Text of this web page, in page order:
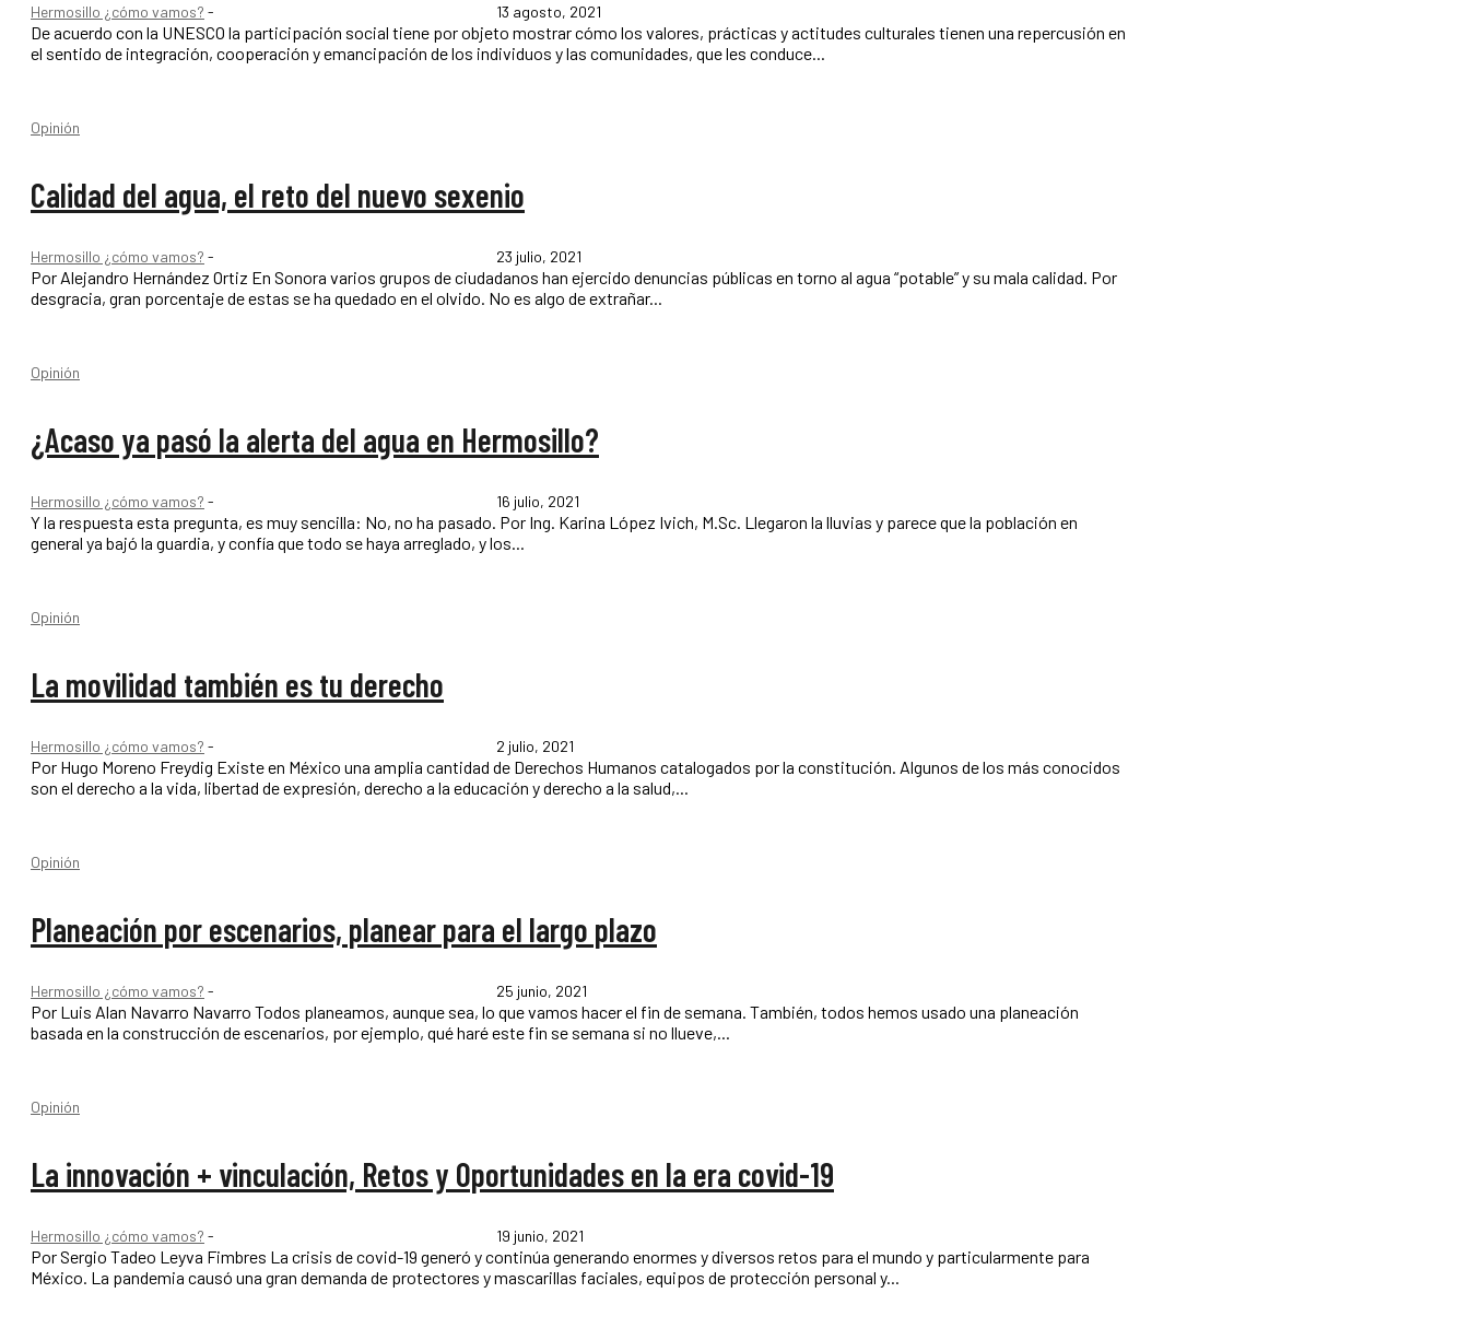
Hermosillo ¿cómo vamos? - 13 agosto, 2021
De acuerdo con la UNESCO la participación social tiene por objeto mostrar cómo los valores, prácticas y actitudes culturales tienen una repercusión en
el sentido de integración, cooperación y emancipación de los individuos y las comunidades, que les conduce...
Opinión
Calidad del agua, el reto del nuevo sexenio
Hermosillo ¿cómo vamos? - 23 julio, 2021
Por Alejandro Hernández Ortiz En Sonora varios grupos de ciudadanos han ejercido denuncias públicas en torno al agua “potable” y su mala calidad. Por
desgracia, gran porcentaje de estas se ha quedado en el olvido. No es algo de extrañar...
Opinión
¿Acaso ya pasó la alerta del agua en Hermosillo?
Hermosillo ¿cómo vamos? - 16 julio, 2021
Y la respuesta esta pregunta, es muy sencilla: No, no ha pasado. Por Ing. Karina López Ivich, M.Sc. Llegaron la lluvias y parece que la población en
general ya bajó la guardia, y confía que todo se haya arreglado, y los...
Opinión
La movilidad también es tu derecho
Hermosillo ¿cómo vamos? - 2 julio, 2021
Por Hugo Moreno Freydig Existe en México una amplia cantidad de Derechos Humanos catalogados por la constitución. Algunos de los más conocidos
son el derecho a la vida, libertad de expresión, derecho a la educación y derecho a la salud,...
Opinión
Planeación por escenarios, planear para el largo plazo
Hermosillo ¿cómo vamos? - 25 junio, 2021
Por Luis Alan Navarro Navarro Todos planeamos, aunque sea, lo que vamos hacer el fin de semana. También, todos hemos usado una planeación
basada en la construcción de escenarios, por ejemplo, qué haré este fin se semana si no llueve,...
Opinión
La innovación + vinculación, Retos y Oportunidades en la era covid-19
Hermosillo ¿cómo vamos? - 19 junio, 2021
Por Sergio Tadeo Leyva Fimbres La crisis de covid-19 generó y continúa generando enormes y diversos retos para el mundo y particularmente para
México. La pandemia causó una gran demanda de protectores y mascarillas faciales, equipos de protección personal y...